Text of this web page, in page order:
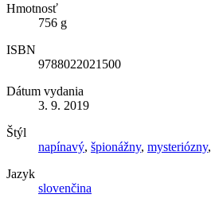
Hmotnosť
756 g
ISBN
9788022021500
Dátum vydania
3. 9. 2019
Štýl
napínavý, špionážny, mysteriózny,
Jazyk
slovenčina